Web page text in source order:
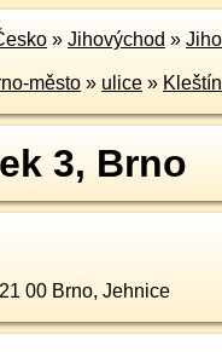
» Jihovýchod »
město » ulice »
3, Brno
00 Brno, Jehnice